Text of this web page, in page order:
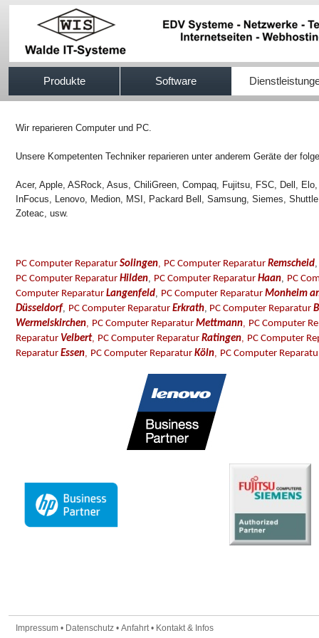
Produkte Software
Wir reparieren Computer und PC.
Unsere Kompetenten Techniker reparieren unter anderem Geräte der
Acer, Apple, ASRock, Asus, ChiliGreen, Compaq, Fujitsu, FSC, Dell,
InFocus, Lenovo, Medion, MSI, Packard Bell, Samsung, Siemes,
Zoteac, usw.
PC Computer Reparatur Solingen, PC Computer Reparatur Remscheid
PC Computer Reparatur Hilden, PC Computer Reparatur Haan, PC
Computer Reparatur Langenfeld, PC Computer Reparatur Monheim
Düsseldorf, PC Computer Reparatur Erkrath, PC Computer Reparatur
Wermelskirchen, PC Computer Reparatur Mettmann, PC Computer
Reparatur Velbert, PC Computer Reparatur Ratingen, PC Computer
Reparatur Essen, PC Computer Reparatur Köln, PC Computer
Impressum • Datenschutz • Anfahrt• Kontakt & Infos